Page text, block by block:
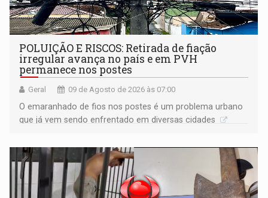
POLUIÇÃO E RISCOS: Retirada de fiação
irregular avança no país e em PVH
permanece nos postes
Geral 09 de Agosto de 2026 às 07:00
O emaranhado de fios nos postes é um problema urbano
que já vem sendo enfrentado em diversas cidades